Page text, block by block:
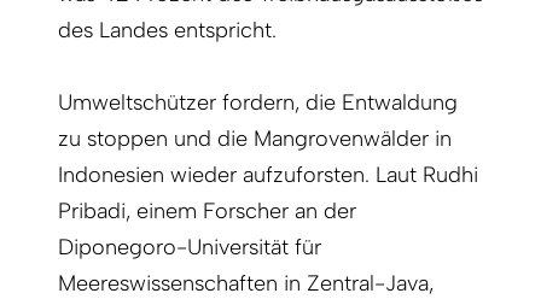
des Landes entspricht.
Umweltschützer fordern, die Entwaldung
zu stoppen und die Mangrovenwälder in
Indonesien wieder aufzuforsten. Laut Rudhi
Pribadi, einem Forscher an der
Diponegoro-Universität für
Meereswissenschaften in Zentral-Java,